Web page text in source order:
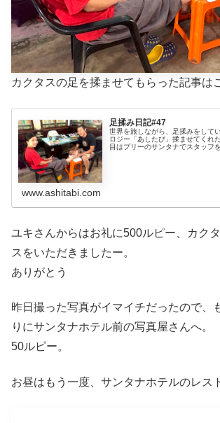
カクタスの足を揉ませてもらった記事は
足揉み日記#47
世界を旅しながら、足揉みをして
ロジー「あしたび」揉ませてくれ
目はプリーのサンタナでスタッフ
www.ashitabi.com
ユキさんからはお礼に500ルピー、カク
スをいただきましたー。
ありがとう
昨日撮った写真がイマイチだったので、
りにサンタナホテル前の写真屋さんへ。
50ルピー。
お昼はもう一度、サンタナホテルのレス